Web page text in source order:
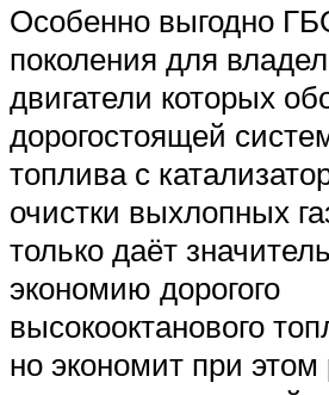
Особенно выгодно
поколения для
двигатели которых
дорогостоящей
топлива с
очистки выхлопных
только даёт
экономию дорогого
высокооктанового
но экономит при этом